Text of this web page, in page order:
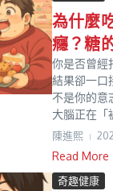
為什麼
癮？糖
你是否曾經
結果卻一口
不是你的意
大腦正在「
陳進𤋮
Read More
奇趣健康